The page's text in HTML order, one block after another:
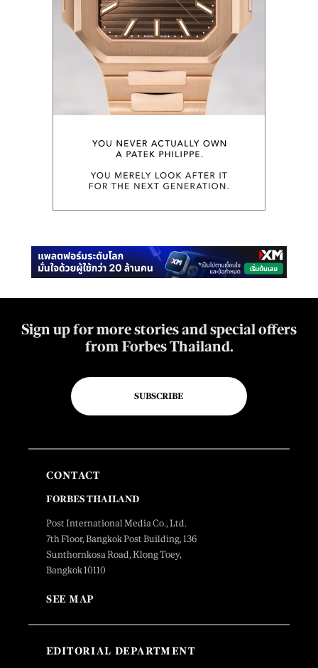
Sign up for more stories and special offers
from Forbes Thailand.
SUBSCRIBE
CONTACT
FORBES THAILAND
Post International Media Co., Ltd.
7th Floor, Bangkok Post Building, 136
Sunthornkosa Road, Klong Toey,
Bangkok 10110
SEE MAP
EDITORIAL DEPARTMENT